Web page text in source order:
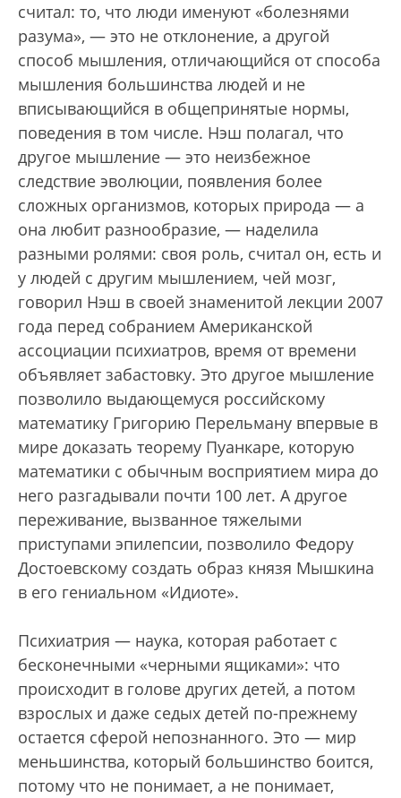
считал: то, что люди именуют «болезнями
разума», — это не отклонение, а другой
способ мышления, отличающийся от способа
мышления большинства людей и не
вписывающийся в общепринятые нормы,
поведения в том числе. Нэш полагал, что
другое мышление — это неизбежное
следствие эволюции, появления более
сложных организмов, которых природа — а
она любит разнообразие, — наделила
разными ролями: своя роль, считал он, есть и
у людей с другим мышлением, чей мозг,
говорил Нэш в своей знаменитой лекции 2007
года перед собранием Американской
ассоциации психиатров, время от времени
объявляет забастовку. Это другое мышление
позволило выдающемуся российскому
математику Григорию Перельману впервые в
мире доказать теорему Пуанкаре, которую
математики с обычным восприятием мира до
него разгадывали почти 100 лет. А другое
переживание, вызванное тяжелыми
приступами эпилепсии, позволило Федору
Достоевскому создать образ князя Мышкина
в его гениальном «Идиоте».
Психиатрия — наука, которая работает с
бесконечными «черными ящиками»: что
происходит в голове других детей, а потом
взрослых и даже седых детей по-прежнему
остается сферой непознанного. Это — мир
меньшинства, который большинство боится,
потому что не понимает, а не понимает,